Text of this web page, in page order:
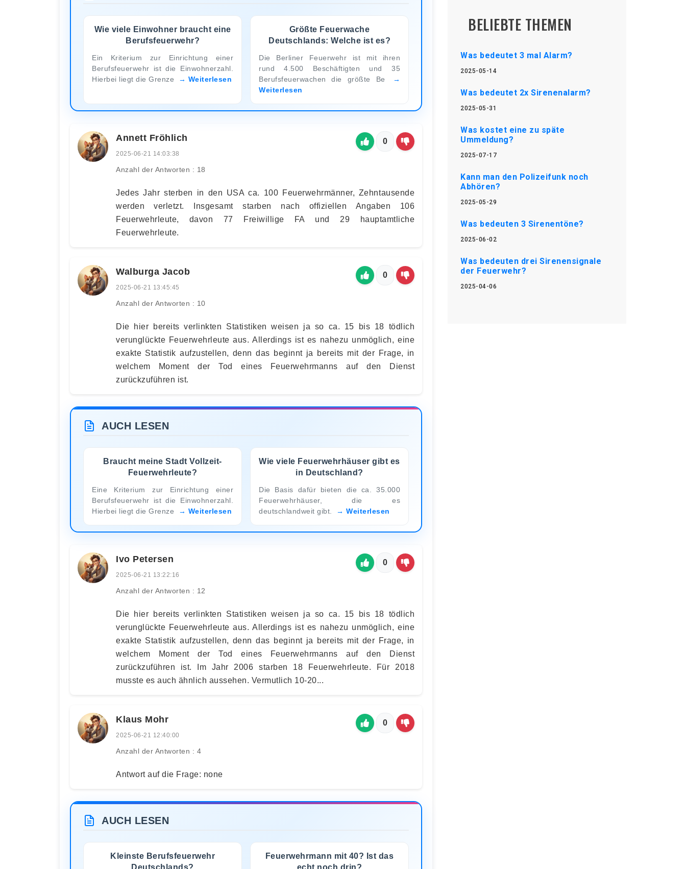
Wie viele Einwohner braucht eine
Berufsfeuerwehr?
Ein Kriterium zur Einrichtung einer
Berufsfeuerwehr ist die Einwohnerzahl.
Hierbei liegt die Grenze
Weiterlesen
Größte Feuerwache
Deutschlands: Welche ist es?
Die Berliner Feuerwehr ist mit ihren
rund 4.500 Beschäftigten und 35
Berufsfeuerwachen die größte Be
Weiterlesen
Annett Fröhlich
2025-06-21 14:03:38
Anzahl der Antworten : 18
0
Jedes Jahr sterben in den USA ca. 100 Feuerwehrmänner, Zehntausende
werden verletzt. Insgesamt starben nach offiziellen Angaben 106
Feuerwehrleute, davon 77 Freiwillige FA und 29 hauptamtliche
Feuerwehrleute.
Walburga Jacob
2025-06-21 13:45:45
Anzahl der Antworten : 10
0
Die hier bereits verlinkten Statistiken weisen ja so ca. 15 bis 18 tödlich
verunglückte Feuerwehrleute aus. Allerdings ist es nahezu unmöglich, eine
exakte Statistik aufzustellen, denn das beginnt ja bereits mit der Frage, in
welchem Moment der Tod eines Feuerwehrmanns auf den Dienst
zurückzuführen ist.
AUCH LESEN
Braucht meine Stadt Vollzeit-
Feuerwehrleute?
Eine Kriterium zur Einrichtung einer
Berufsfeuerwehr ist die Einwohnerzahl.
Hierbei liegt die Grenze
Weiterlesen
Wie viele Feuerwehrhäuser gibt es
in Deutschland?
Die Basis dafür bieten die ca. 35.000
Feuerwehrhäuser, die es
deutschlandweit gibt.
Weiterlesen
Ivo Petersen
2025-06-21 13:22:16
Anzahl der Antworten : 12
0
Die hier bereits verlinkten Statistiken weisen ja so ca. 15 bis 18 tödlich
verunglückte Feuerwehrleute aus. Allerdings ist es nahezu unmöglich, eine
exakte Statistik aufzustellen, denn das beginnt ja bereits mit der Frage, in
welchem Moment der Tod eines Feuerwehrmanns auf den Dienst
zurückzuführen ist. Im Jahr 2006 starben 18 Feuerwehrleute. Für 2018
musste es auch ähnlich aussehen. Vermutlich 10-20...
Klaus Mohr
2025-06-21 12:40:00
Anzahl der Antworten : 4
0
Antwort auf die Frage: none
AUCH LESEN
Kleinste Berufsfeuerwehr
Deutschlands?
Feuerwehrmann mit 40? Ist das
echt noch drin?
BELIEBTE THEMEN
Was bedeutet 3 mal Alarm?
2025-05-14
Was bedeutet 2x Sirenenalarm?
2025-05-31
Was kostet eine zu späte
Ummeldung?
2025-07-17
Kann man den Polizeifunk noch
Abhören?
2025-05-29
Was bedeuten 3 Sirenentöne?
2025-06-02
Was bedeuten drei Sirenensignale
der Feuerwehr?
2025-04-06